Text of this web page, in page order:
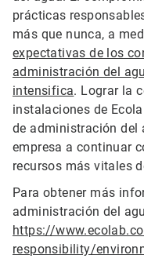
prácticas
más que nunca, a
expectativas de los
administración del
intensifica. Lograr la
instalaciones de
de administración del
empresa a continuar
recursos más vitales
Para obtener más
administración del
https://
responsibility/